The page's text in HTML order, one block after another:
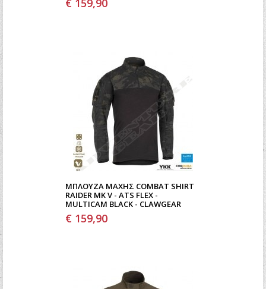
€ 159,90
ΜΠΛΟΎΖΑ ΜΆΧΗΣ COMBAT SHIRT
RAIDER MK V - ATS FLEX -
MULTICAM BLACK - CLAWGEAR
€ 159,90